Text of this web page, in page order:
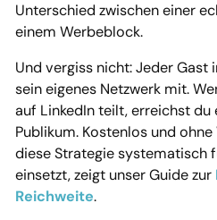
Unterschied zwischen einer
einem Werbeblock.
Und vergiss nicht: Jeder
sein eigenes Netzwerk mit.
auf LinkedIn teilt, erreichst du
Publikum. Kostenlos und
diese Strategie systematisch
einsetzt, zeigt unser Guide zur
Reichweite.